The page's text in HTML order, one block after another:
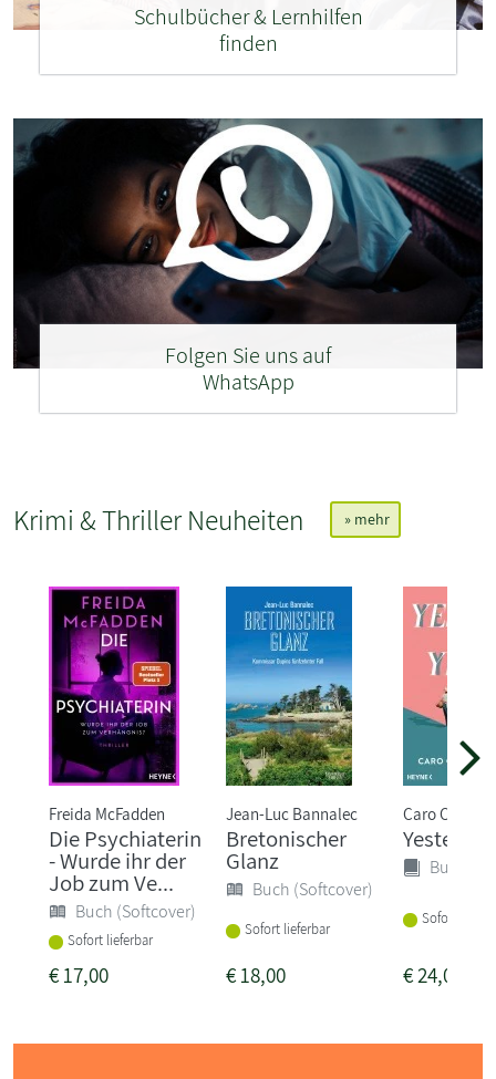
Schulbücher & Lernhilfen
finden
Folgen Sie uns auf
WhatsApp
Krimi & Thriller Neuheiten » mehr
Freida McFadden
Die Psychiaterin
- Wurde ihr der
Job zum Ve...
Buch (Softcover)
Sofort lieferbar
€17,00
Jean-Luc Bannalec
Bretonischer
Glanz
Buch (Softcover)
Sofort lieferbar
€18,00
Caro Claire
Buch
Sofort
€24,00